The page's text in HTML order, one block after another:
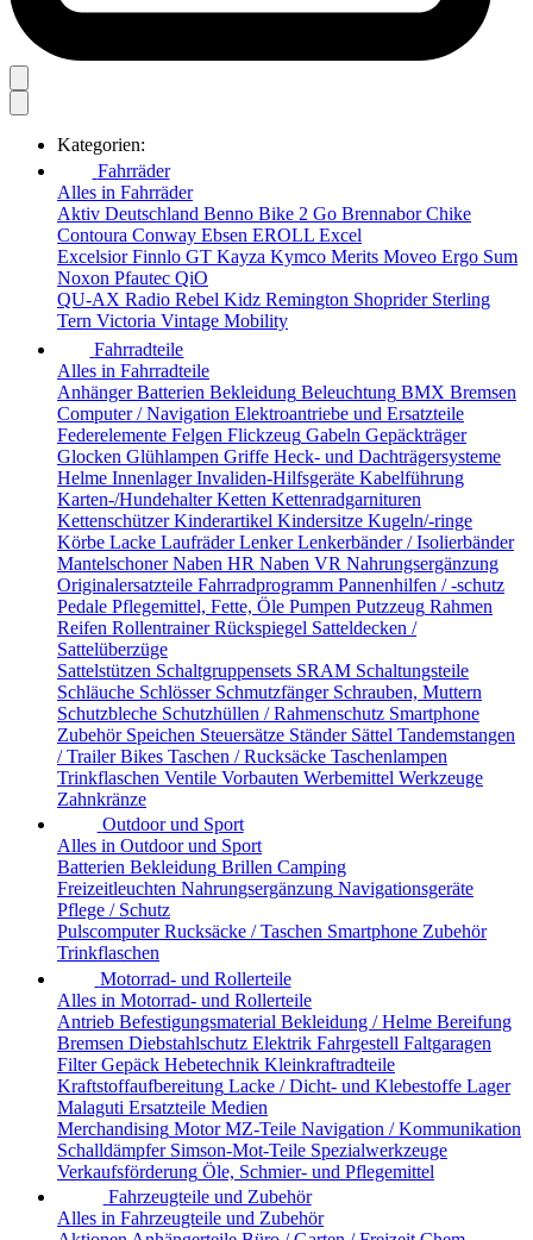
Kategorien:
Fahrräder
Alles in Fahrräder
Aktiv Deutschland Benno Bike 2 Go Brennabor Chike
Contoura Conway Ebsen EROLL Excel
Excelsior Finnlo GT Kayza Kymco Merits Moveo Ergo Sum
Noxon Pfautec QiO
QU-AX Radio Rebel Kidz Remington Shoprider Sterling
Tern Victoria Vintage Mobility
Fahrradteile
Alles in Fahrradteile
Anhänger Batterien Bekleidung Beleuchtung BMX Bremsen
Computer / Navigation Elektroantriebe und Ersatzteile
Federelemente Felgen Flickzeug Gabeln Gepäckträger
Glocken Glühlampen Griffe Heck- und Dachträgersysteme
Helme Innenlager Invaliden-Hilfsgeräte Kabelführung
Karten-/Hundehalter Ketten Kettenradgarnituren
Kettenschützer Kinderartikel Kindersitze Kugeln/-ringe
Körbe Lacke Laufräder Lenker Lenkerbänder / Isolierbänder
Mantelschoner Naben HR Naben VR Nahrungsergänzung
Originalersatzteile Fahrradprogramm Pannenhilfen / -schutz
Pedale Pflegemittel, Fette, Öle Pumpen Putzzeug Rahmen
Reifen Rollentrainer Rückspiegel Satteldecken /
Sattelüberzüge
Sattelstützen Schaltgruppensets SRAM Schaltungsteile
Schläuche Schlösser Schmutzfänger Schrauben, Muttern
Schutzbleche Schutzhüllen / Rahmenschutz Smartphone
Zubehör Speichen Steuersätze Ständer Sättel Tandemstangen
/ Trailer Bikes Taschen / Rucksäcke Taschenlampen
Trinkflaschen Ventile Vorbauten Werbemittel Werkzeuge
Zahnkränze
Outdoor und Sport
Alles in Outdoor und Sport
Batterien Bekleidung Brillen Camping
Freizeitleuchten Nahrungsergänzung Navigationsgeräte
Pflege / Schutz
Pulscomputer Rucksäcke / Taschen Smartphone Zubehör
Trinkflaschen
Motorrad- und Rollerteile
Alles in Motorrad- und Rollerteile
Antrieb Befestigungsmaterial Bekleidung / Helme Bereifung
Bremsen Diebstahlschutz Elektrik Fahrgestell Faltgaragen
Filter Gepäck Hebetechnik Kleinkraftradteile
Kraftstoffaufbereitung Lacke / Dicht- und Klebestoffe Lager
Malaguti Ersatzteile Medien
Merchandising Motor MZ-Teile Navigation / Kommunikation
Schalldämpfer Simson-Mot-Teile Spezialwerkzeuge
Verkaufsförderung Öle, Schmier- und Pflegemittel
Fahrzeugteile und Zubehör
Alles in Fahrzeugteile und Zubehör